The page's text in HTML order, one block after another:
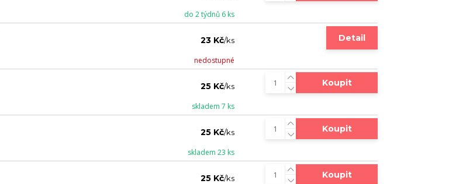
do 2 týdnů 6 ks
23 Kč/ks
nedostupné
Detail
25 Kč/ks
skladem 7 ks
Koupit
25 Kč/ks
skladem 23 ks
Koupit
25 Kč/ks Koupit